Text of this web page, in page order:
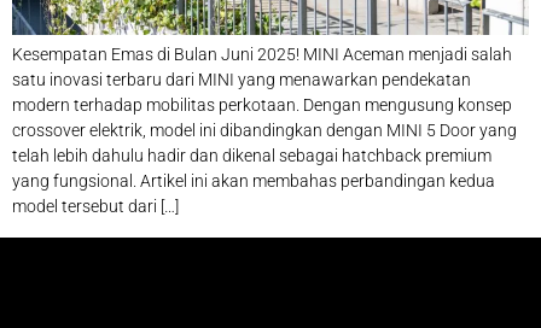
Kesempatan Emas di Bulan Juni 2025! MINI Aceman menjadi salah
satu inovasi terbaru dari MINI yang menawarkan pendekatan
modern terhadap mobilitas perkotaan. Dengan mengusung konsep
crossover elektrik, model ini dibandingkan dengan MINI 5 Door yang
telah lebih dahulu hadir dan dikenal sebagai hatchback premium
yang fungsional. Artikel ini akan membahas perbandingan kedua
model tersebut dari […]